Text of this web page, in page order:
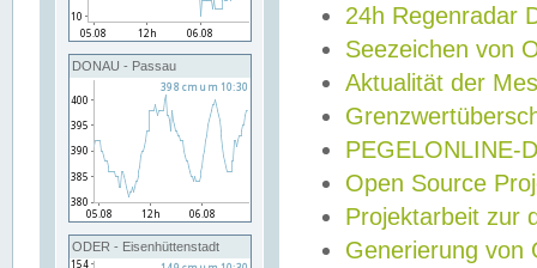
DONAU - Passau
ODER - Eisenhüttenstadt
24h Regenradar
Seezeichen von
Aktualität der
PEGELONLINE-
Open Source
Projektarbeit zur
Generierung von